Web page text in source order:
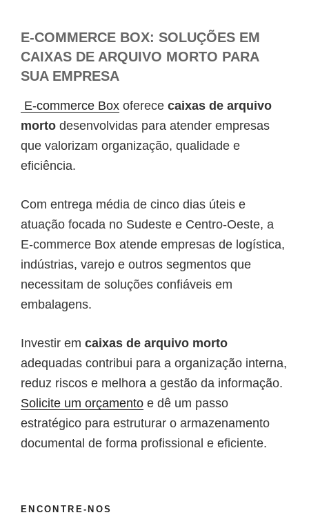
E-COMMERCE BOX: SOLUÇÕES EM
CAIXAS DE ARQUIVO MORTO PARA
SUA EMPRESA
E-commerce Box oferece caixas de arquivo
morto desenvolvidas para atender empresas
que valorizam organização, qualidade e
eficiência.
Com entrega média de cinco dias úteis e
atuação focada no Sudeste e Centro-Oeste, a
E-commerce Box atende empresas de logística,
indústrias, varejo e outros segmentos que
necessitam de soluções confiáveis em
embalagens.
Investir em caixas de arquivo morto
adequadas contribui para a organização interna,
reduz riscos e melhora a gestão da informação.
Solicite um orçamento e dê um passo
estratégico para estruturar o armazenamento
documental de forma profissional e eficiente.
ENCONTRE-NOS